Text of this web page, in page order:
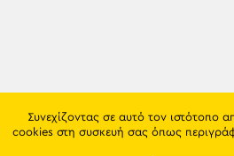
Συνεχίζοντας σε αυτό τον ιστότοπο
cookies στη συσκευή σας όπως